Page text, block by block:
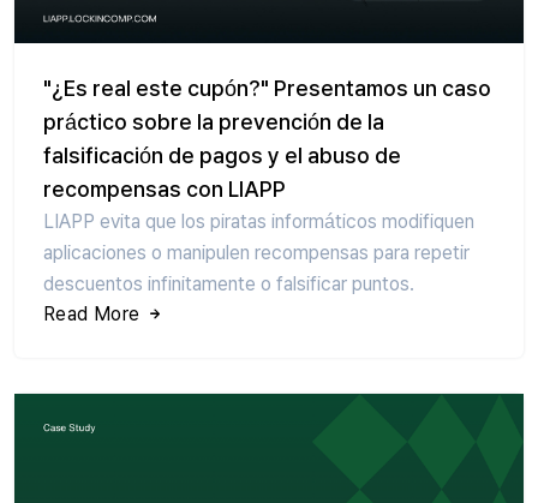
"¿Es real este cupón?" Presentamos un caso
práctico sobre la prevención de la
falsificación de pagos y el abuso de
recompensas con LIAPP
LIAPP evita que los piratas informáticos modifiquen
aplicaciones o manipulen recompensas para repetir
descuentos infinitamente o falsificar puntos.
Read More